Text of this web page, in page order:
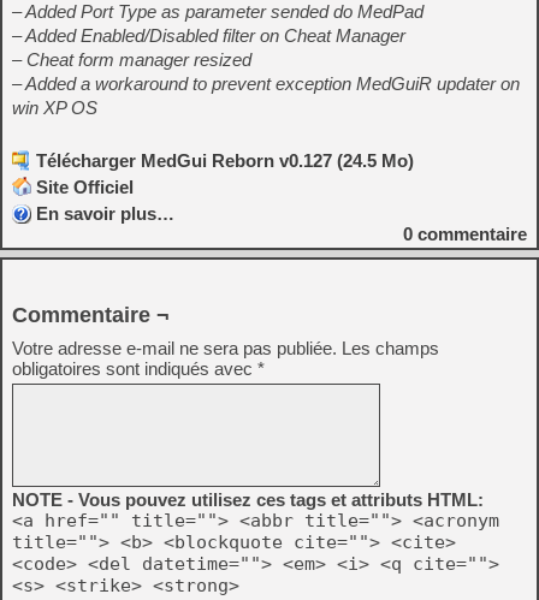
– Added Port Type as parameter sended do MedPad
– Added Enabled/Disabled filter on Cheat Manager
– Cheat form manager resized
– Added a workaround to prevent exception MedGuiR updater on
win XP OS
Télécharger MedGui Reborn v0.127 (24.5 Mo)
Site Officiel
En savoir plus…
0 commentaire
Commentaire ¬
Votre adresse e-mail ne sera pas publiée. Les champs
obligatoires sont indiqués avec *
NOTE - Vous pouvez utilisez ces tags et attributs HTML:
<a href="" title=""> <abbr title=""> <acronym
title=""> <b> <blockquote cite=""> <cite>
<code> <del datetime=""> <em> <i> <q cite="">
<s> <strike> <strong>